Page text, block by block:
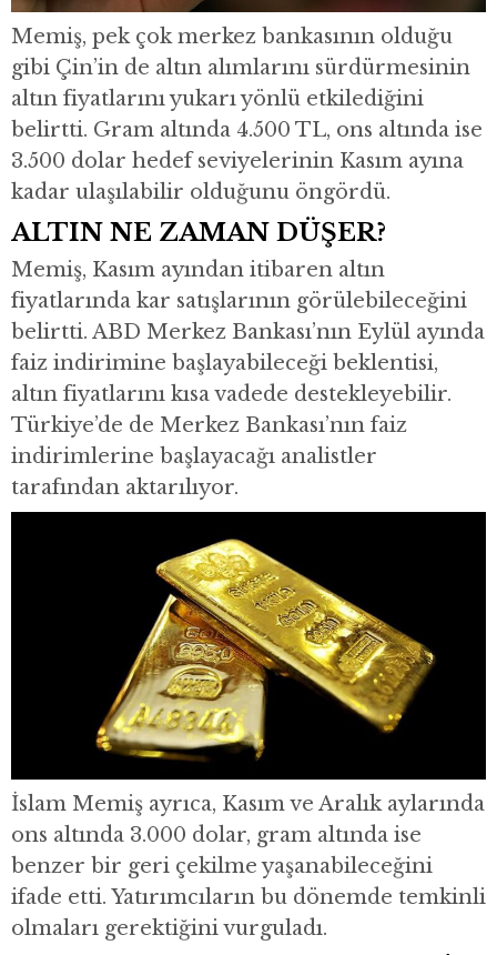
Memiş, pek çok merkez bankasının olduğu
gibi Çin’in de altın alımlarını sürdürmesinin
altın fiyatlarını yukarı yönlü etkilediğini
belirtti. Gram altında 4.500 TL, ons altında ise
3.500 dolar hedef seviyelerinin Kasım ayına
kadar ulaşılabilir olduğunu öngördü.
ALTIN NE ZAMAN DÜŞER?
Memiş, Kasım ayından itibaren altın
fiyatlarında kar satışlarının görülebileceğini
belirtti. ABD Merkez Bankası’nın Eylül ayında
faiz indirimine başlayabileceği beklentisi,
altın fiyatlarını kısa vadede destekleyebilir.
Türkiye’de de Merkez Bankası’nın faiz
indirimlerine başlayacağı analistler
tarafından aktarılıyor.
İslam Memiş ayrıca, Kasım ve Aralık aylarında
ons altında 3.000 dolar, gram altında ise
benzer bir geri çekilme yaşanabileceğini
ifade etti. Yatırımcıların bu dönemde temkinli
olmaları gerektiğini vurguladı.